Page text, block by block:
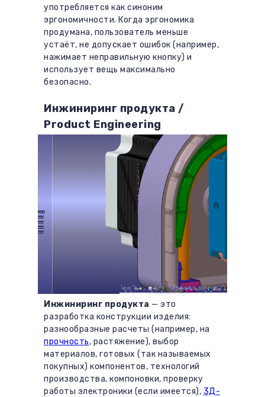
употребляется как синоним
эргономичности. Когда эргономика
продумана, пользователь меньше
устаёт, не допускает ошибок (например,
нажимает неправильную кнопку) и
использует вещь максимально
безопасно.
Инжиниринг продукта /
Product Engineering
Инжиниринг продукта — это
разработка конструкции изделия:
разнообразные расчеты (например, на
прочность, растяжение), выбор
материалов, готовых (так называемых
покупных) компонентов, технологий
производства, компоновки, проверку
работы электроники (если имеется), 3Д-